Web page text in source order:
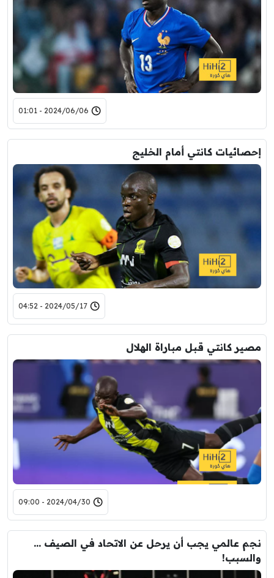
2024/06/06 - 01:01
إحصائيات كانتي أمام الخليج
2024/05/17 - 04:52
مصير كانتي قبل مباراة الهلال
2024/04/30 - 09:00
نجم عالمي يجب أن يرحل عن الاتحاد في الصيف …
والسبب!